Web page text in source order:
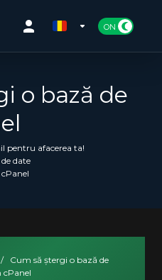
o bază de
pentru afacerea ta!
date
/
Cum să ștergi o bază de
cPanel